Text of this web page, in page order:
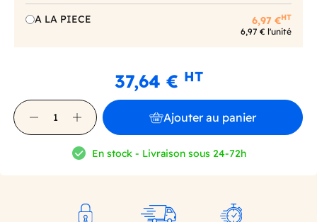
A LA PIECE 6,97 €HT
6,97 € l'unité
37,64 € HT
Ajouter au panier
En stock - Livraison sous 24-72h